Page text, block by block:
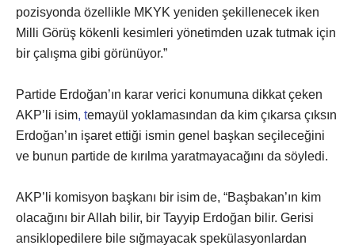
pozisyonda özellikle MKYK yeniden şekillenecek iken
Milli Görüş kökenli kesimleri yönetimden uzak tutmak için
bir çalışma gibi görünüyor.”
Partide Erdoğan’ın karar verici konumuna dikkat çeken
AKP’li isim, temayül yoklamasından da kim çıkarsa çıksın
Erdoğan’ın işaret ettiği ismin genel başkan seçileceğini
ve bunun partide de kırılma yaratmayacağını da söyledi.
AKP’li komisyon başkanı bir isim de, “Başbakan’ın kim
olacağını bir Allah bilir, bir Tayyip Erdoğan bilir. Gerisi
ansiklopedilere bile sığmayacak spekülasyonlardan